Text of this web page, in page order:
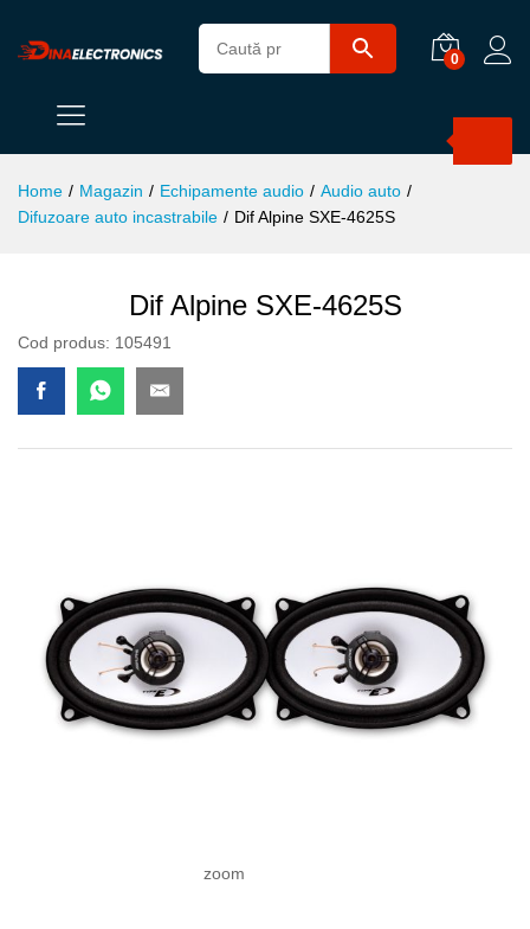
0
Home / Magazin / Echipamente audio / Audio auto /
Difuzoare auto incastrabile / Dif Alpine SXE-4625S
Dif Alpine SXE-4625S
Cod produs: 105491
zoom